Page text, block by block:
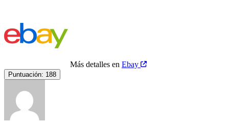
Más detalles en Ebay
Puntuación: 188